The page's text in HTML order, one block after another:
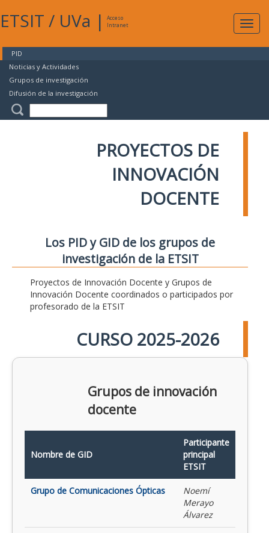
ETSIT / UVa |
Acceso
Intranet
PID
Noticias y Actividades
Grupos de investigación
Difusión de la investigación
PROYECTOS DE
INNOVACIÓN
DOCENTE
Los PID y GID de los grupos de
investigación de la ETSIT
Proyectos de Innovación Docente y Grupos de
Innovación Docente coordinados o participados por
profesorado de la ETSIT
CURSO 2025-2026
Grupos de innovación
docente
Nombre de GID
Participante
principal
ETSIT
Grupo de Comunicaciones Ópticas
Noemí
Merayo
Álvarez